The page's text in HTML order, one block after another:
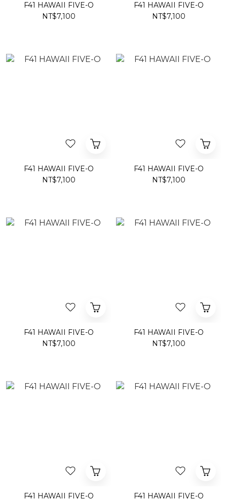
F41 HAWAII FIVE-O
NT$7,100
F41 HAWAII FIVE-O
NT$7,100
F41 HAWAII FIVE-O
NT$7,100
F41 HAWAII FIVE-O
NT$7,100
F41 HAWAII FIVE-O
NT$7,100
F41 HAWAII FIVE-O
NT$7,100
F41 HAWAII FIVE-O
F41 HAWAII FIVE-O